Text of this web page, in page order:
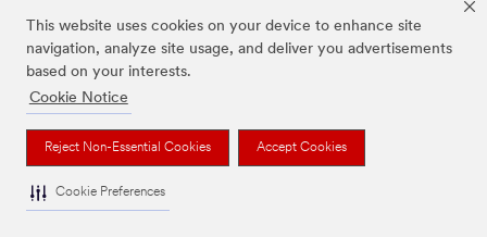
This website uses cookies on your device to enhance site
navigation, analyze site usage, and deliver you advertisements
based on your interests.
Cookie Notice
Reject Non-Essential Cookies Accept Cookies
Cookie Preferences